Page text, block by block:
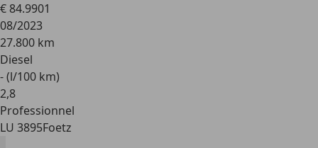
€ 84.9901
08/2023
27.800 km
Diesel
- (l/100 km)
2,8
Professionnel
LU 3895Foetz